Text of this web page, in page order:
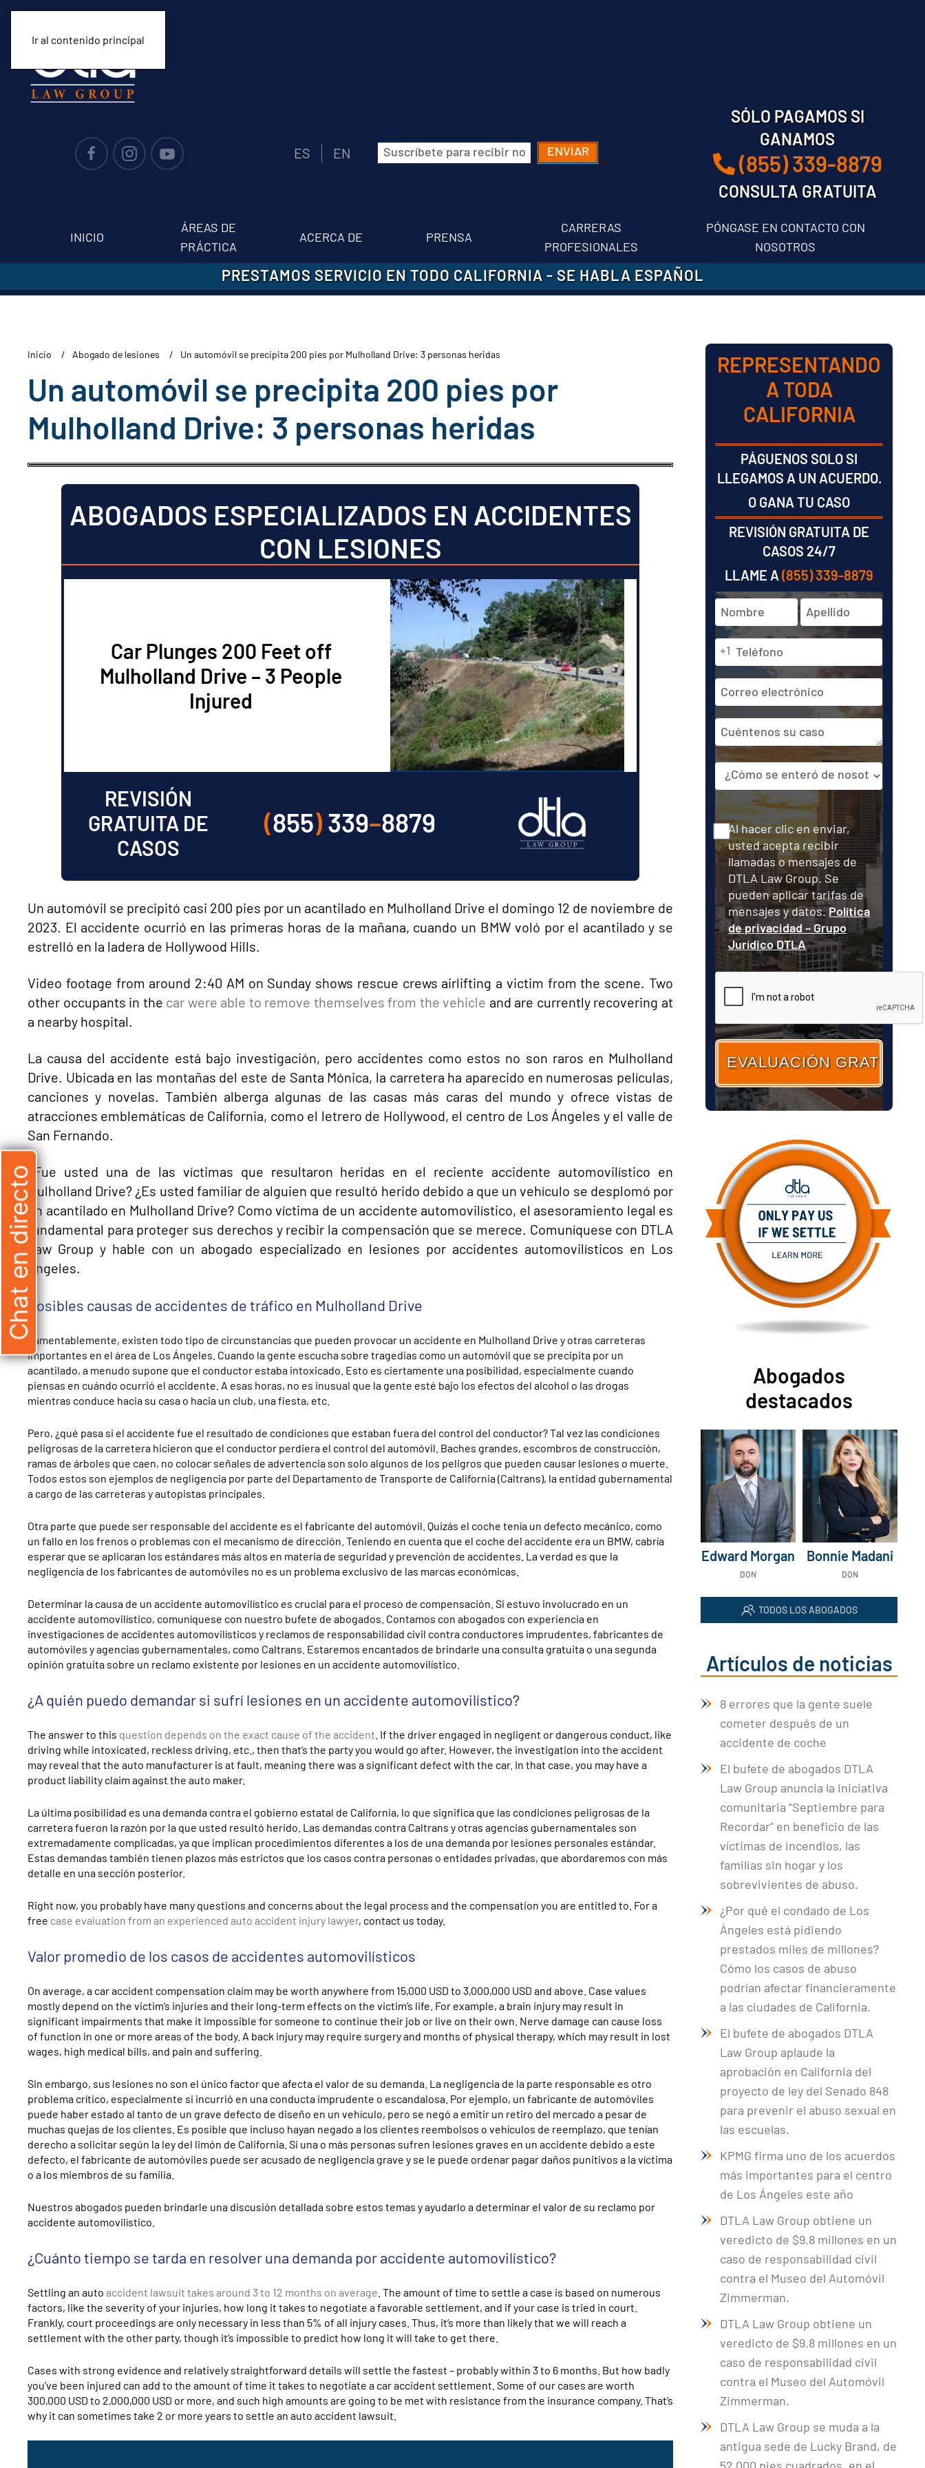
Ir al contenido principal
ES EN
Correo
SÓLO PAGAMOS SI
GANAMOS
(855) 339-8879
CONSULTA GRATUITA
INICIO
ÁREAS DE
PRÁCTICA
ACERCA DE PRENSA
CARRERAS
PROFESIONALES
PÓNGASE EN CONTACTO CON
NOSOTROS
PRESTAMOS SERVICIO EN TODO CALIFORNIA- SE HABLA ESPAÑOL
Inicio Abogado de lesiones Un automóvil se precipita 200 pies por Mulholland Drive: 3 personas heridas
Un automóvil se precipita 200 pies por
Mulholland Drive: 3 personas heridas
ABOGADOS ESPECIALIZADOS EN ACCIDENTES
CON LESIONES
Car Plunges 200 Feet off
Mulholland Drive – 3 People
Injured
REVISIÓN
GRATUITA DE
CASOS
(855)339–8879
Un automóvil se precipitó casi 200 pies por un acantilado en Mulholland Drive el domingo 12 de noviembre de
2023. El accidente ocurrió en las primeras horas de la mañana, cuando un BMW voló por el acantilado y se
estrelló en la ladera de Hollywood Hills.
Video footage from around 2:40 AM on Sunday shows rescue crews airlifting a victim from the scene. Two
other occupants in the car were able to remove themselves from the vehicle and are currently recovering at
a nearby hospital.
La causa del accidente está bajo investigación, pero accidentes como estos no son raros en Mulholland
Drive. Ubicada en las montañas del este de Santa Mónica, la carretera ha aparecido en numerosas películas,
canciones y novelas. También alberga algunas de las casas más caras del mundo y ofrece vistas de
atracciones emblemáticas de California, como el letrero de Hollywood, el centro de Los Ángeles y el valle de
San Fernando.
¿Fue usted una de las víctimas que resultaron heridas en el reciente accidente automovilístico en
Mulholland Drive? ¿Es usted familiar de alguien que resultó herido debido a que un vehículo se desplomó por
un acantilado en Mulholland Drive? Como víctima de un accidente automovilístico, el asesoramiento legal es
fundamental para proteger sus derechos y recibir la compensación que se merece. Comuníquese con DTLA
Law Group y hable con un abogado especializado en lesiones por accidentes automovilísticos en Los
Ángeles.
Posibles causas de accidentes de tráfico en Mulholland Drive
Lamentablemente, existen todo tipo de circunstancias que pueden provocar un accidente en Mulholland Drive y otras carreteras
importantes en el área de Los Ángeles. Cuando la gente escucha sobre tragedias como un automóvil que se precipita por un
acantilado, a menudo supone que el conductor estaba intoxicado. Esto es ciertamente una posibilidad, especialmente cuando
piensas en cuándo ocurrió el accidente. A esas horas, no es inusual que la gente esté bajo los efectos del alcohol o las drogas
mientras conduce hacia su casa o hacia un club, una fiesta, etc.
Pero, ¿qué pasa si el accidente fue el resultado de condiciones que estaban fuera del control del conductor? Tal vez las condiciones
peligrosas de la carretera hicieron que el conductor perdiera el control del automóvil. Baches grandes, escombros de construcción,
ramas de árboles que caen, no colocar señales de advertencia son solo algunos de los peligros que pueden causar lesiones o muerte.
Todos estos son ejemplos de negligencia por parte del Departamento de Transporte de California (Caltrans), la entidad gubernamental
a cargo de las carreteras y autopistas principales.
Otra parte que puede ser responsable del accidente es el fabricante del automóvil. Quizás el coche tenía un defecto mecánico, como
un fallo en los frenos o problemas con el mecanismo de dirección. Teniendo en cuenta que el coche del accidente era un BMW, cabría
esperar que se aplicaran los estándares más altos en materia de seguridad y prevención de accidentes. La verdad es que la
negligencia de los fabricantes de automóviles no es un problema exclusivo de las marcas económicas.
Determinar la causa de un accidente automovilístico es crucial para el proceso de compensación. Si estuvo involucrado en un
accidente automovilístico, comuníquese con nuestro bufete de abogados. Contamos con abogados con experiencia en
investigaciones de accidentes automovilísticos y reclamos de responsabilidad civil contra conductores imprudentes, fabricantes de
automóviles y agencias gubernamentales, como Caltrans. Estaremos encantados de brindarle una consulta gratuita o una segunda
opinión gratuita sobre un reclamo existente por lesiones en un accidente automovilístico.
¿A quién puedo demandar si sufrí lesiones en un accidente automovilístico?
The answer to this question depends on the exact cause of the accident . If the driver engaged in negligent or dangerous conduct, like
driving while intoxicated, reckless driving, etc., then that’s the party you would go after. However, the investigation into the accident
may reveal that the auto manufacturer is at fault, meaning there was a significant defect with the car. In that case, you may have a
product liability claim against the auto maker.
La última posibilidad es una demanda contra el gobierno estatal de California, lo que significa que las condiciones peligrosas de la
carretera fueron la razón por la que usted resultó herido. Las demandas contra Caltrans y otras agencias gubernamentales son
extremadamente complicadas, ya que implican procedimientos diferentes a los de una demanda por lesiones personales estándar.
Estas demandas también tienen plazos más estrictos que los casos contra personas o entidades privadas, que abordaremos con más
detalle en una sección posterior.
Right now, you probably have many questions and concerns about the legal process and the compensation you are entitled to. For a
free case evaluation from an experienced auto accident injury lawyer, contact us today.
Valor promedio de los casos de accidentes automovilísticos
On average, a car accident compensation claim may be worth anywhere from 15,000 USD to 3,000,000 USD and above. Case values
mostly depend on the victim’s injuries and their long-term effects on the victim’s life. For example, a brain injury may result in
significant impairments that make it impossible for someone to continue their job or live on their own. Nerve damage can cause loss
of function in one or more areas of the body. A back injury may require surgery and months of physical therapy, which may result in lost
wages, high medical bills, and pain and suffering.
Sin embargo, sus lesiones no son el único factor que afecta el valor de su demanda. La negligencia de la parte responsable es otro
problema crítico, especialmente si incurrió en una conducta imprudente o escandalosa. Por ejemplo, un fabricante de automóviles
puede haber estado al tanto de un grave defecto de diseño en un vehículo, pero se negó a emitir un retiro del mercado a pesar de
muchas quejas de los clientes. Es posible que incluso hayan negado a los clientes reembolsos o vehículos de reemplazo, que tenían
derecho a solicitar según la ley del limón de California. Si una o más personas sufren lesiones graves en un accidente debido a este
defecto, el fabricante de automóviles puede ser acusado de negligencia grave y se le puede ordenar pagar daños punitivos a la víctima
o a los miembros de su familia.
Nuestros abogados pueden brindarle una discusión detallada sobre estos temas y ayudarlo a determinar el valor de su reclamo por
accidente automovilístico.
¿Cuánto tiempo se tarda en resolver una demanda por accidente automovilístico?
Settling an auto accident lawsuit takes around 3 to 12 months on average . The amount of time to settle a case is based on numerous
factors, like the severity of your injuries, how long it takes to negotiate a favorable settlement, and if your case is tried in court.
Frankly, court proceedings are only necessary in less than 5% of all injury cases. Thus, it’s more than likely that we will reach a
settlement with the other party, though it’s impossible to predict how long it will take to get there.
Cases with strong evidence and relatively straightforward details will settle the fastest – probably within 3 to 6 months. But how badly
you’ve been injured can add to the amount of time it takes to negotiate a car accident settlement. Some of our cases are worth
300,000 USD to 2,000,000 USD or more, and such high amounts are going to be met with resistance from the insurance company. That’s
why it can sometimes take 2 or more years to settle an auto accident lawsuit.
REPRESENTANDO
A TODA
CALIFORNIA
PÁGUENOS SOLO SI
LLEGAMOS A UN ACUERDO.
O GANA TU CASO
REVISIÓN GRATUITA DE
CASOS 24/7
LLAME A (855) 339-8879
Nombre
y
apellidos
primer
lugar
+1
de
correo
electrónico
su
Fuente
Consentir
Al hacer clic en enviar,
usted acepta recibir
llamadas o mensajes de
DTLA Law Group. Se
pueden aplicar tarifas de
mensajes y datos.Política
de privacidad – Grupo
Jurídico DTLA
Abogados
destacados
Edward Morgan
DON
Bonnie Madani
DON
TODOS LOS ABOGADOS
Artículos de noticias
8 errores que la gente suele
cometer después de un
accidente de coche
El bufete de abogados DTLA
Law Group anuncia la iniciativa
comunitaria “Septiembre para
Recordar” en beneficio de las
víctimas de incendios, las
familias sin hogar y los
sobrevivientes de abuso.
¿Por qué el condado de Los
Ángeles está pidiendo
prestados miles de millones?
Cómo los casos de abuso
podrían afectar financieramente
a las ciudades de California.
El bufete de abogados DTLA
Law Group aplaude la
aprobación en California del
proyecto de ley del Senado 848
para prevenir el abuso sexual en
las escuelas.
KPMG firma uno de los acuerdos
más importantes para el centro
de Los Ángeles este año
DTLA Law Group obtiene un
veredicto de $9.8 millones en un
caso de responsabilidad civil
contra el Museo del Automóvil
Zimmerman.
DTLA Law Group obtiene un
veredicto de $9.8 millones en un
caso de responsabilidad civil
contra el Museo del Automóvil
Zimmerman.
DTLA Law Group se muda a la
antigua sede de Lucky Brand, de
Chat en directo